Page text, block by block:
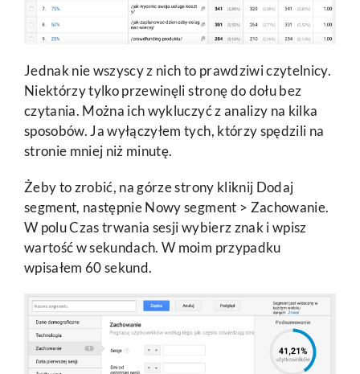
Jednak nie wszyscy z nich to prawdziwi czytelnicy.
Niektórzy tylko przewinęli stronę do dołu bez
czytania. Można ich wykluczyć z analizy na kilka
sposobów. Ja wyłączyłem tych, którzy spędzili na
stronie mniej niż minutę.
Żeby to zrobić, na górze strony kliknij Dodaj
segment, następnie Nowy segment > Zachowanie.
W polu Czas trwania sesji wybierz znak i wpisz
wartość w sekundach. W moim przypadku
wpisałem 60 sekund.